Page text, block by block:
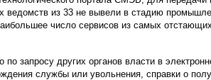
из 33 не вывели в стадию
число сервисов из самых
по запросу других органов власти в
службы или увольнения, справки о